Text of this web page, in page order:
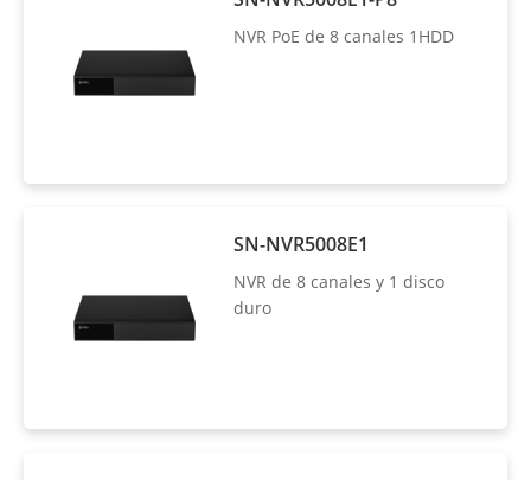
NVR PoE de 8 canales 1HDD
SN-NVR5008E1
NVR de 8 canales y 1 disco
duro